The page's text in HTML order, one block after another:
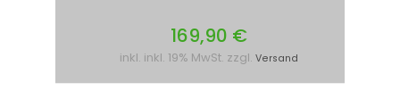
169,90 €
inkl. inkl. 19% MwSt. zzgl. Versand